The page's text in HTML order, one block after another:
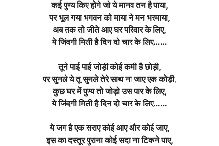
कई पुण्य किए होगे जो ये मानव तन है पाया,
पर भूल गया भगवन को माया ने मन भरमाया,
अब तक तो जीते आए घर परिवार के लिए,
ये जिंदगी मिली है दिन दो चार के लिए……
तूने पाई पाई जोड़ी कोई कमी है छोड़ी,
पर सुनले ये तू सुनले तेरे साथ ना जाए एक कोड़ी,
कुछ घर में पुण्य तो जोड़ो उस पार के लिए,
ये जिंदगी मिली है दिन दो चार के लिए……
ये जग है एक सराए कोई आए और कोई जाए,
इस का दस्तूर पुराना कोई सदा ना टिकने पाए,